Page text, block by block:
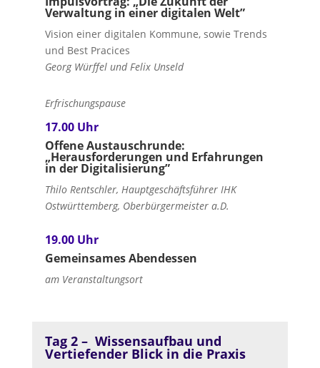
Verwaltung in einer digitalen Welt”
Vision einer digitalen Kommune, sowie Trends
und Best Pracices
Georg Würffel und Felix Unseld
Erfrischungspause
17.00 Uhr
Offene Austauschrunde:
„Herausforderungen und Erfahrungen
in der Digitalisierung”
Thilo Rentschler, Hauptgeschäftsführer IHK
Ostwürttemberg, Oberbürgermeister a.D.
19.00 Uhr
Gemeinsames Abendessen
am Veranstaltungsort
Tag 2 – Wissensaufbau und
Vertiefender Blick in die Praxis